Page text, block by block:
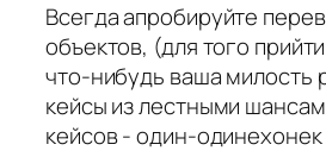
Всегда апробируйте
объектов, (для того
что-нибудь ваша милость
кейсы из лестными
кейсов - один-